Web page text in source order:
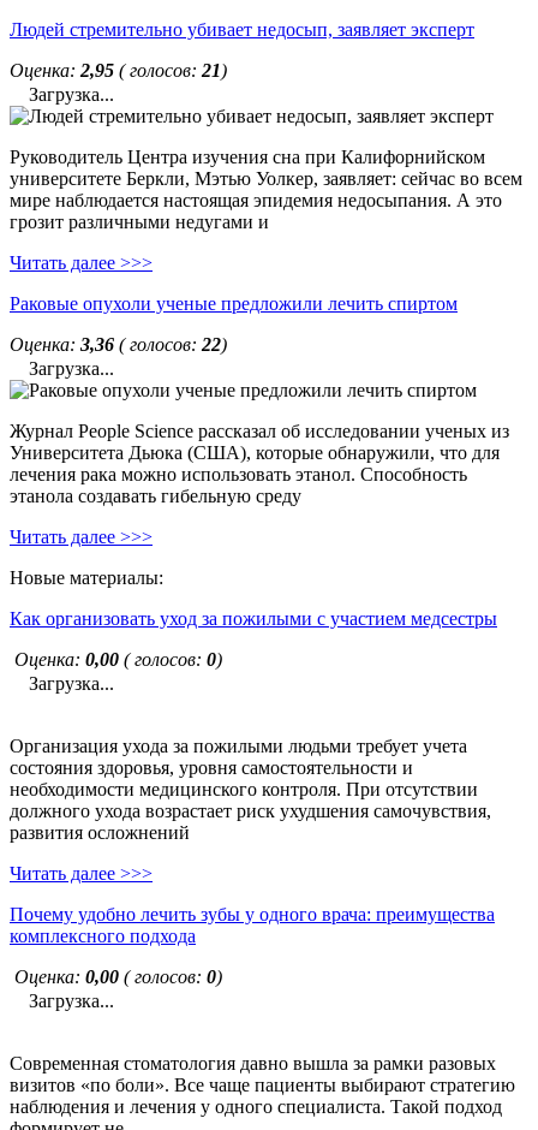
Людей стремительно убивает недосып, заявляет эксперт
Оценка: 2,95 ( голосов: 21)
Загрузка...
Руководитель Центра изучения сна при Калифорнийском
университете Беркли, Мэтью Уолкер, заявляет: сейчас во всем
мире наблюдается настоящая эпидемия недосыпания. А это
грозит различными недугами и
Читать далее >>>
Раковые опухоли ученые предложили лечить спиртом
Оценка: 3,36 ( голосов: 22)
Загрузка...
Журнал People Science рассказал об исследовании ученых из
Университета Дьюка (США), которые обнаружили, что для
лечения рака можно использовать этанол. Способность
этанола создавать гибельную среду
Читать далее >>>
Новые материалы:
Как организовать уход за пожилыми с участием медсестры
Оценка: 0,00 ( голосов: 0)
Загрузка...
Организация ухода за пожилыми людьми требует учета
состояния здоровья, уровня самостоятельности и
необходимости медицинского контроля. При отсутствии
должного ухода возрастает риск ухудшения самочувствия,
развития осложнений
Читать далее >>>
Почему удобно лечить зубы у одного врача: преимущества
комплексного подхода
Оценка: 0,00 ( голосов: 0)
Загрузка...
Современная стоматология давно вышла за рамки разовых
визитов «по боли». Все чаще пациенты выбирают стратегию
наблюдения и лечения у одного специалиста. Такой подход